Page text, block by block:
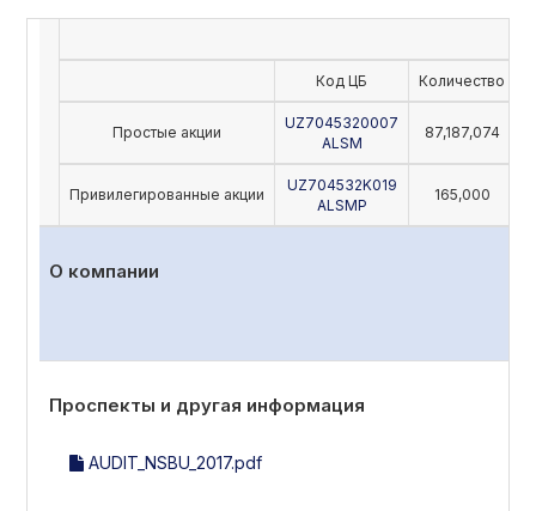
Код ЦБ Количество
Простые акции
UZ7045320007
ALSM
87,187,074
Привилегированные акции
UZ704532K019
ALSMP
165,000
О компании
Проспекты и другая информация
AUDIT_NSBU_2017.pdf